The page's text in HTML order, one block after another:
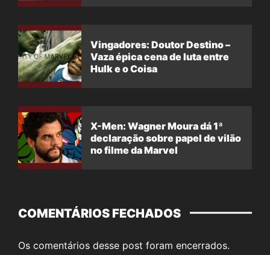
Vingadores: Doutor Destino –
Vaza épica cena de luta entre
Hulk e o Coisa
X-Men: Wagner Moura dá 1ª
declaração sobre papel de vilão
no filme da Marvel
COMENTÁRIOS FECHADOS
Os comentários desse post foram encerrados.